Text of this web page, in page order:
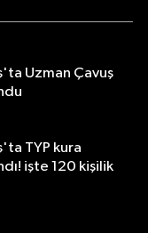
Uzman Çavuş
TYP kura
işte 120 kişilik